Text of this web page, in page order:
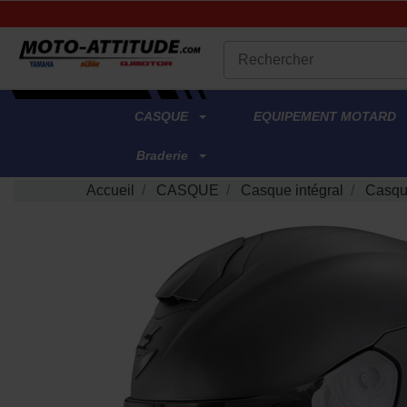
.
CASQUE EQUIPEMENT MOTARD
Braderie
Accueil CASQUE Casque intégral